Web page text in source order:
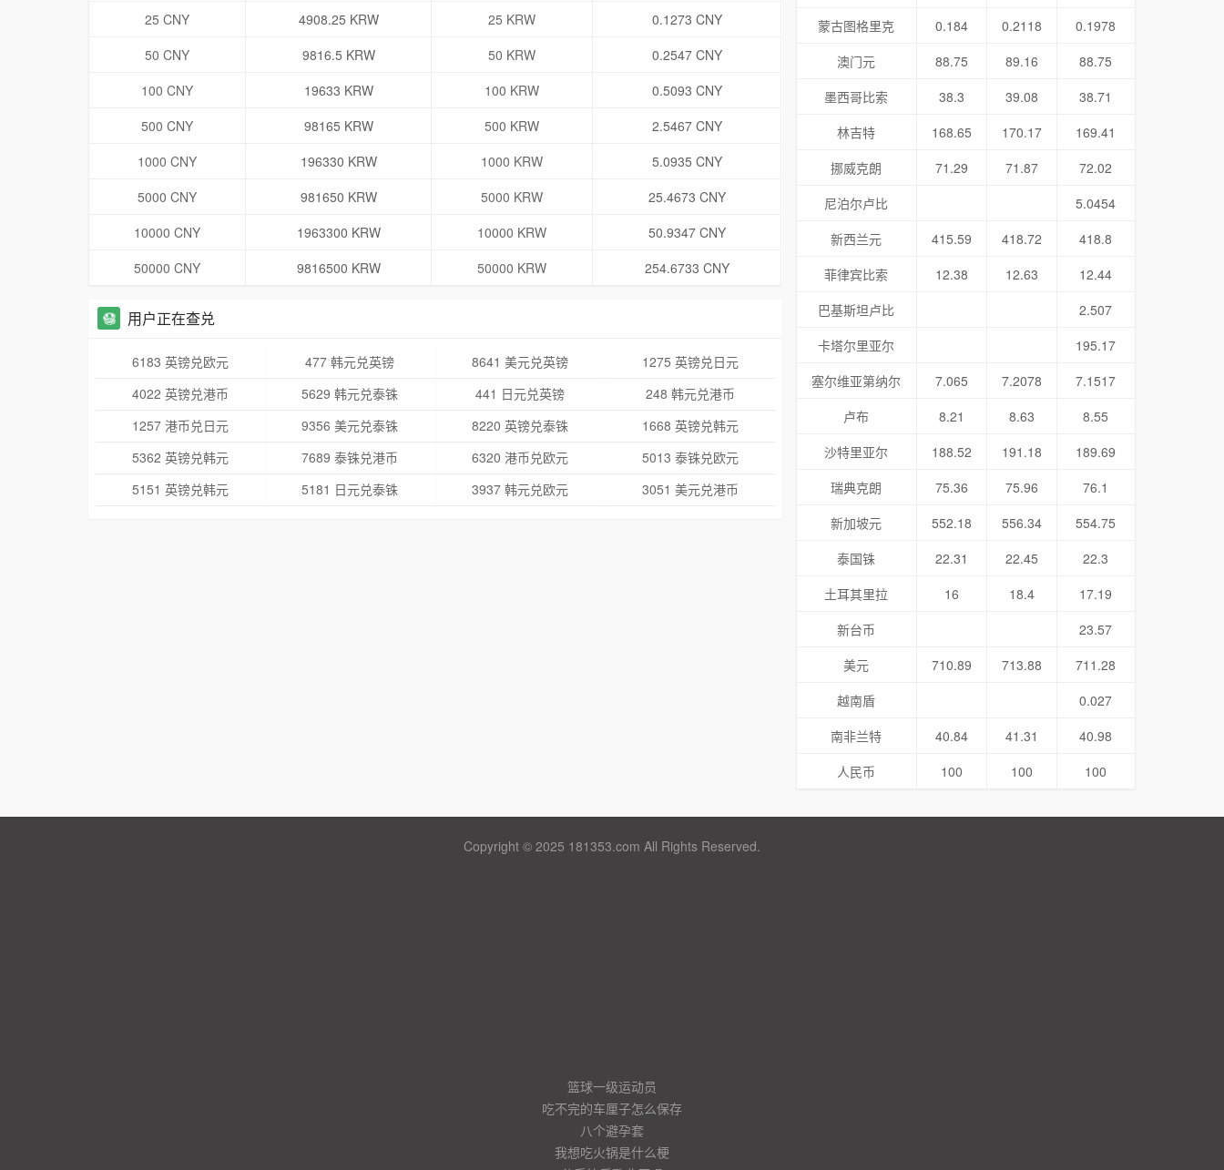
25 CNY
4908.25 KRW 25 KRW
0.1273 CNY
50 CNY
9816.5 KRW 50 KRW
0.2547 CNY
100 CNY
19633 KRW 100 KRW
0.5093 CNY
500 CNY
98165 KRW 500 KRW
2.5467 CNY
1000 CNY
196330 KRW 1000 KRW
5.0935 CNY
5000 CNY
981650 KRW 5000 KRW
25.4673 CNY
10000 CNY
1963300 KRW 10000 KRW
50.9347 CNY
50000 CNY
9816500 KRW 50000 KRW 254.6733 CNY
用户正在查兑
6183 英镑兑欧元 477 韩元兑英镑 8641 美元兑英镑
1275 英镑兑日元
4022 英镑兑港币
5629 韩元兑泰铢 441 日元兑英镑
248 韩元兑港币
1257 港币兑日元
9356 美元兑泰铢 8220 英镑兑泰铢
1668 英镑兑韩元
5362 英镑兑韩元
7689 泰铢兑港币 6320 港币兑欧元
5013 泰铢兑欧元
5151 英镑兑韩元
5181 日元兑泰铢 3937 韩元兑欧元 3051 美元兑港币
蒙古图格里克
0.184 0.2118
0.1978
澳门元
88.75 89.16
88.75
墨西哥比索
38.3 39.08
38.71
林吉特
168.65 170.17
169.41
挪威克朗
71.29 71.87
72.02
尼泊尔卢比
5.0454
新西兰元
415.59 418.72
418.8
菲律宾比索
12.38 12.63
12.44
巴基斯坦卢比
2.507
卡塔尔里亚尔
195.17
塞尔维亚第纳尔
7.065 7.2078
7.1517
卢布
8.21 8.63
8.55
沙特里亚尔
188.52 191.18
189.69
瑞典克朗
75.36 75.96
76.1
新加坡元
552.18 556.34
554.75
泰国铢
22.31 22.45
22.3
土耳其里拉
16 18.4
17.19
新台币
23.57
美元
710.89 713.88
711.28
越南盾
0.027
南非兰特
40.84 41.31
40.98
人民币
100 100 100
Copyright © 2025 181353.com All Rights Reserved.
篮球一级运动员
吃不完的车厘子怎么保存
八个避孕套
我想吃火锅是什么梗